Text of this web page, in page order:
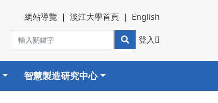
網站導覽 | 淡江大學首頁 | English
登入
智慧製造研究中心